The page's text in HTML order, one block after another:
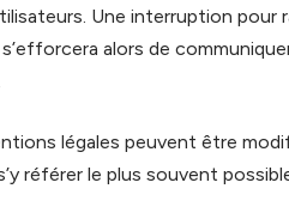
Une interruption pour
alors de
légales peuvent être
référer le plus souvent